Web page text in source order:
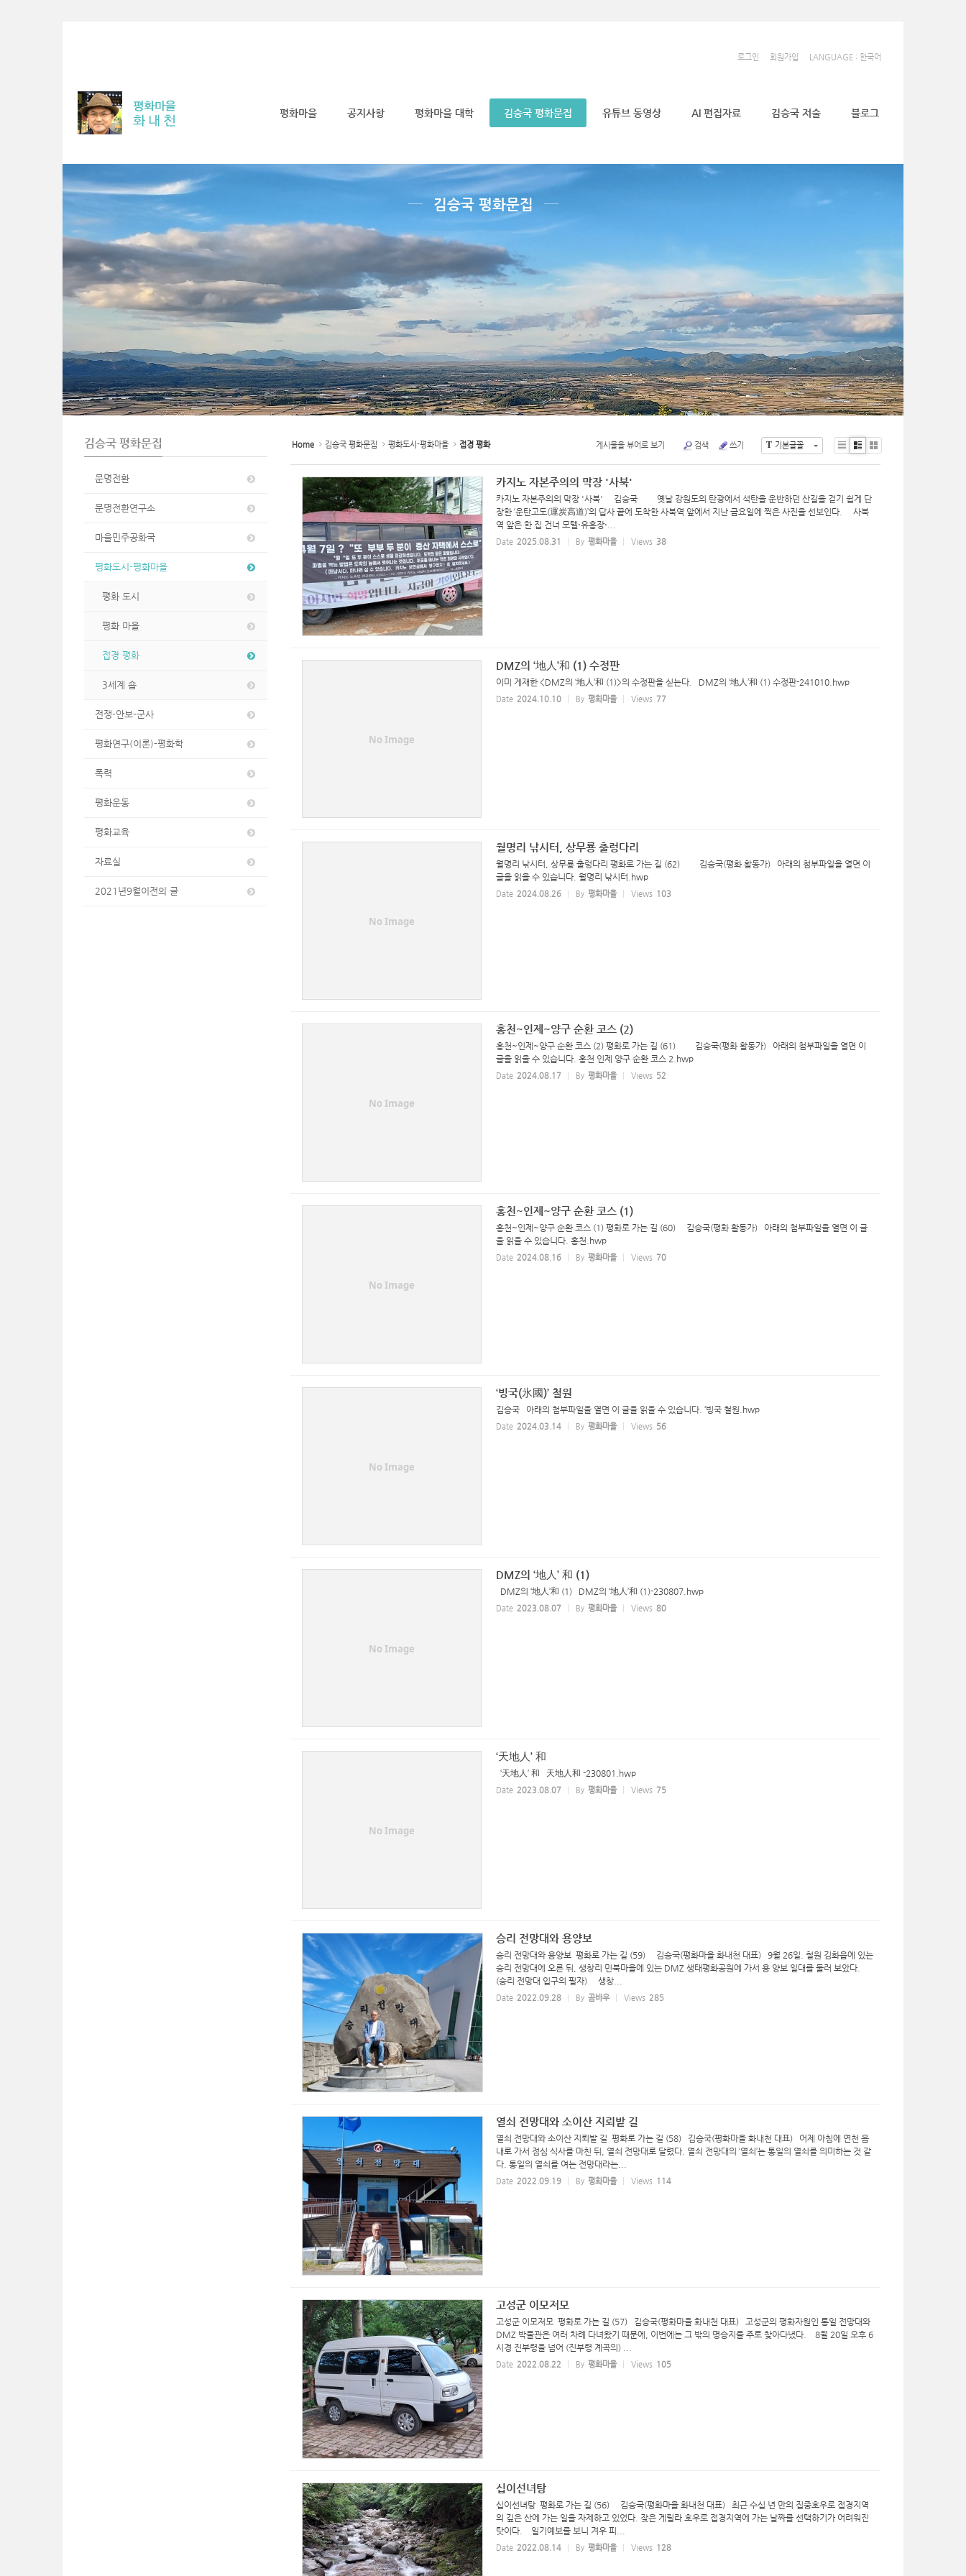
로그인 회원가입 LANGUAGE : 한국어
평화마을 공지사항 평화마을 대학 김승국 평화문집 유튜브 동영상 AI 편집자료 김승국 저술 블로그
u
P
o
i
김승국 평화문집
김승국 평화문집
문명전환
문명전환연구소
마을민주공화국
평화도시-평화마을
평화 도시
평화 마을
접경 평화
3세계 숍
전쟁-안보-군사
평화연구(이론)-평화학
폭력
평화운동
평화교육
자료실
2021년9월이전의 글
Home 김승국 평화문집 평화도시-평화마을 접경 평화 T 기본글꼴
게시물을 뷰어로 보기 검색 쓰기
Li
Zi
G
ry
카지노 자본주의의 막장 '사북'
카지노 자본주의의 막장 '사북' 김승국 옛날 강원도의 탄광에서 석탄을 운반하던 산길을 걷기 쉽게 단
장한 ‘운탄고도(運炭高道)’의 답사 끝에 도착한 사북역 앞에서 지난 금요일에 찍은 사진을 선보인다. 사북
역 앞은 한 집 건너 모텔⋅유흥장⋅...
Date 2025.08.31 By 평화마을 Views 38
No Image
DMZ의 ‘地人’和 (1) 수정판
이미 게재한 <DMZ의 ‘地人’和 (1)>의 수정판을 싣는다. DMZ의 ‘地人’和 (1) 수정판-241010.hwp
Date 2024.10.10 By 평화마을 Views 77
No Image
월명리 낚시터, 상무룡 출렁다리
월명리 낚시터, 상무룡 출렁다리 평화로 가는 길 (62) 김승국(평화 활동가) 아래의 첨부파일을 열면 이
글을 읽을 수 있습니다. 월명리 낚시터.hwp
Date 2024.08.26 By 평화마을 Views 103
No Image
홍천~인제~양구 순환 코스 (2)
홍천~인제~양구 순환 코스 (2) 평화로 가는 길 (61) 김승국(평화 활동가) 아래의 첨부파일을 열면 이
글을 읽을 수 있습니다. 홍천 인제 양구 순환 코스 2.hwp
Date 2024.08.17 By 평화마을 Views 52
No Image
홍천~인제~양구 순환 코스 (1)
홍천~인제~양구 순환 코스 (1) 평화로 가는 길 (60) 김승국(평화 활동가) 아래의 첨부파일을 열면 이 글
을 읽을 수 있습니다. 홍천.hwp
Date 2024.08.16 By 평화마을 Views 70
No Image
‘빙국(氷國)’ 철원
김승국 아래의 첨부파일을 열면 이 글을 읽을 수 있습니다. ‘빙국 철원.hwp
Date 2024.03.14 By 평화마을 Views 56
No Image
DMZ의 ‘地人’ 和 (1)
DMZ의 ‘地人’和 (1) DMZ의 ‘地人’和 (1)-230807.hwp
Date 2023.08.07 By 평화마을 Views 80
No Image
‘天地人’ 和
‘天地人’ 和 天地人和 -230801.hwp
Date 2023.08.07 By 평화마을 Views 75
승리 전망대와 용양보
승리 전망대와 용양보 평화로 가는 길 (59) 김승국(평화마을 화내천 대표) 9월 26일. 철원 김화읍에 있는
승리 전망대에 오른 뒤, 생창리 민북마을에 있는 DMZ 생태평화공원에 가서 용 양보 일대를 둘러 보았다.
(승리 전망대 입구의 필자) 생창...
Date 2022.09.28 By 곰바우 Views 285
열쇠 전망대와 소이산 지뢰밭 길
열쇠 전망대와 소이산 지뢰밭 길 평화로 가는 길 (58) 김승국(평화마을 화내천 대표) 어제 아침에 연천 읍
내로 가서 점심 식사를 마친 뒤, 열쇠 전망대로 달렸다. 열쇠 전망대의 ‘열쇠’는 통일의 열쇠를 의미하는 것 같
다. 통일의 열쇠를 여는 전망대라는...
Date 2022.09.19 By 평화마을 Views 114
고성군 이모저모
고성군 이모저모 평화로 가는 길 (57) 김승국(평화마을 화내천 대표) 고성군의 평화자원인 통일 전망대와
DMZ 박물관은 여러 차례 다녀왔기 때문에, 이번에는 그 밖의 명승지를 주로 찾아다녔다. 8월 20일 오후 6
시경 진부령을 넘어 (진부령 계곡의) ...
Date 2022.08.22 By 평화마을 Views 105
십이선녀탕
십이선녀탕 평화로 가는 길 (56) 김승국(평화마을 화내천 대표) 최근 수십 년 만의 집중호우로 접경지역
의 깊은 산에 가는 일을 자제하고 있었다. 잦은 게릴라 호우로 접경지역에 가는 날짜를 선택하기가 어려워진
탓이다. 일기예보를 보니 겨우 피...
Date 2022.08.14 By 평화마을 Views 128